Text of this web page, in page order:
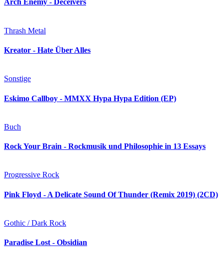
Arch Enemy - Deceivers
Thrash Metal
Kreator - Hate Über Alles
Sonstige
Eskimo Callboy - MMXX Hypa Hypa Edition (EP)
Buch
Rock Your Brain - Rockmusik und Philosophie in 13 Essays
Progressive Rock
Pink Floyd - A Delicate Sound Of Thunder (Remix 2019) (2CD)
Gothic / Dark Rock
Paradise Lost - Obsidian